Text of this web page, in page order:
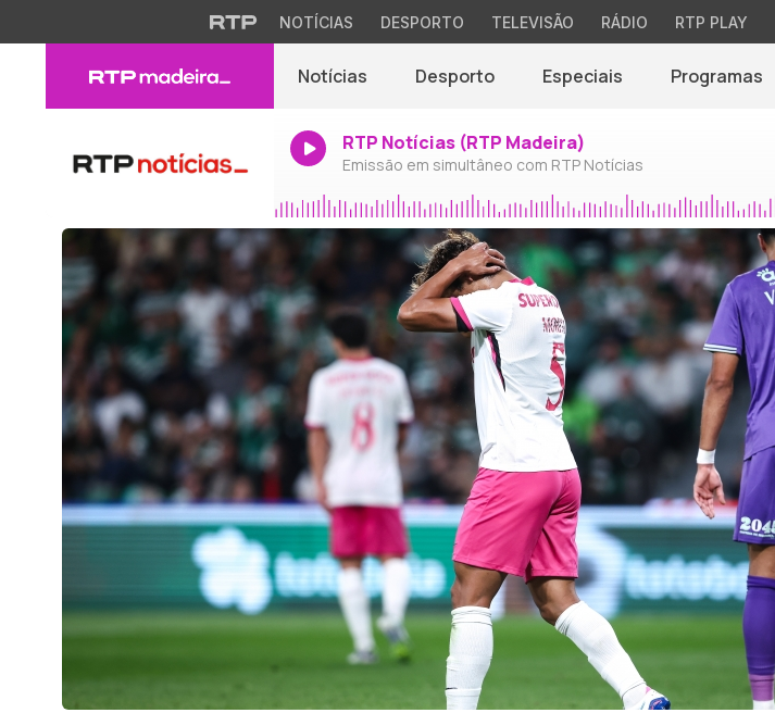
NOTÍCIAS DESPORTO TELEVISÃO RÁDIO RTP PLAY
Notícias Desporto Especiais Programas
RTP Notícias (RTP Madeira)
Emissão em simultâneo com RTP Notícias